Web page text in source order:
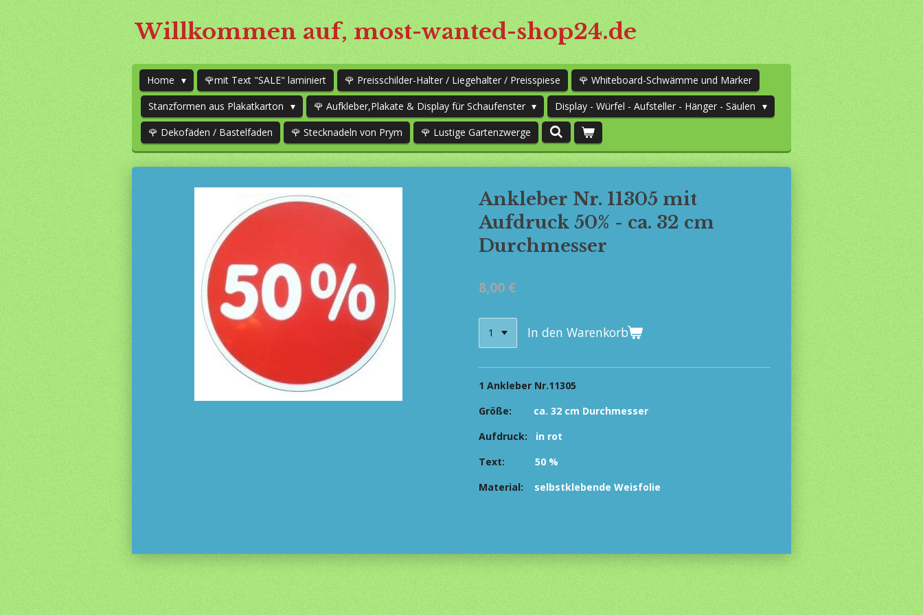
Willkommen auf, most-wanted-shop24.de
Home 🌹mit Text "SALE" laminiert 🌹 Preisschilder-Halter / Liegehalter / Preisspiese
🌹 Whiteboard-Schwämme und Marker
Stanzformen aus Plakatkarton
🌹 Aufkleber,Plakate & Display für Schaufenster
Display - Würfel - Aufsteller - Hänger - Säulen
🌹 Dekofäden / Bastelfaden
🌹 Stecknadeln von Prym 🌹 Lustige Gartenzwerge
Ankleber Nr. 11305 mit
Aufdruck 50% - ca. 32 cm
Durchmesser
8,00 €
In den Warenkorb
1 Ankleber Nr.11305
Größe:
ca. 32 cm Durchmesser
Aufdruck:
in rot
Text:
50 %
Material: selbstklebende Weisfolie